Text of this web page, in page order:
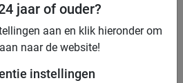
jaar of ouder?
aan en klik hieronder om
naar de website!
instellingen